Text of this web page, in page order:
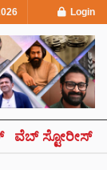
Login
ವೆಬ್ ಸ್ಟೋರೀಸ್